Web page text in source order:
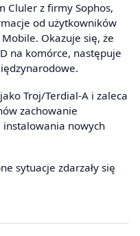
Cluler z firmy Sophos,
od użytkowników
Okazuje się, że
na komórce, następuje
Troj/Terdial-A i zaleca
zachowanie
instalowania nowych
sytuacje zdarzały się